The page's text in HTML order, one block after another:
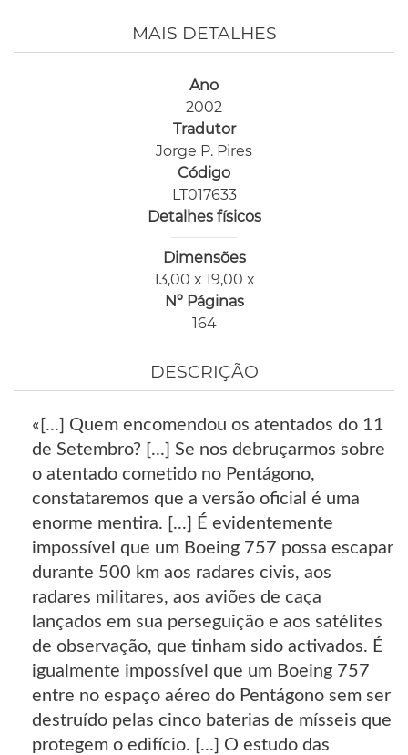
MAIS DETALHES
Ano
2002
Tradutor
Jorge P. Pires
Código
LT017633
Detalhes físicos
Dimensões
13,00 x 19,00 x
Nº Páginas
164
DESCRIÇÃO
«[...] Quem encomendou os atentados do 11
de Setembro? [...] Se nos debruçarmos sobre
o atentado cometido no Pentágono,
constataremos que a versão oficial é uma
enorme mentira. [...] É evidentemente
impossível que um Boeing 757 possa escapar
durante 500 km aos radares civis, aos
radares militares, aos aviões de caça
lançados em sua perseguição e aos satélites
de observação, que tinham sido activados. É
igualmente impossível que um Boeing 757
entre no espaço aéreo do Pentágono sem ser
destruído pelas cinco baterias de mísseis que
protegem o edifício. [...] O estudo das